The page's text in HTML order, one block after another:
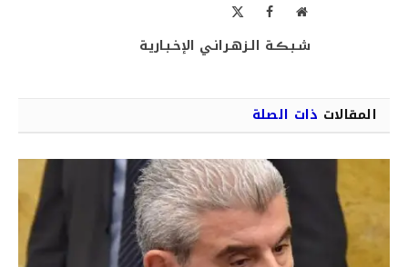
موقع فيسبوك
شـبـڪـة الـزهـرانـي الإخـبـاريـة
المقالات ذات الصلة